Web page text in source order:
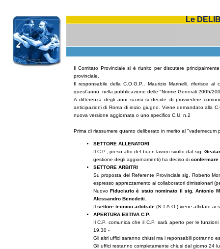
Le
Il Comitato Provinciale si è riunito per discutere
provinciale.
Il responsabile della C.O.G.P., Maurizio Marinelli, riferisce
quest'anno, nella pubblicazione delle "Norme Generali 2005/
A differenza degli anni scorsi si decide di provvedere
anticipazioni di Roma di inizio giugno. Viene demandato alla
nuova versione aggiornata o uno specifico C.U. n.2
Prima di riassumere quanto deliberato in merito al
SETTORE ALLENATORI
Il C.P., preso atto del buon lavoro svolto dal sig.
gestione degli aggiornamenti) ha deciso di
SETTORE ARBITRI
Su proposta del Referente Provinciale sig. Roberto
espresso apprezzamento ai collaboratori dimissionari
Nuovo Fiduciario è stato nominato il sig. Antonio
Alessandro Benedetti
Il settore tecnico arbitrale(S.T.A.O.) viene affidato ai
APERTURA ESTIVA C.P.
Il C.P. comunica che il C.P. sarà aperto per le
19,30 -
Gli altri uffici saranno chiusi ma i reponsabili potranno
Gli uffici restanno completamente chiusi dal giorno 24